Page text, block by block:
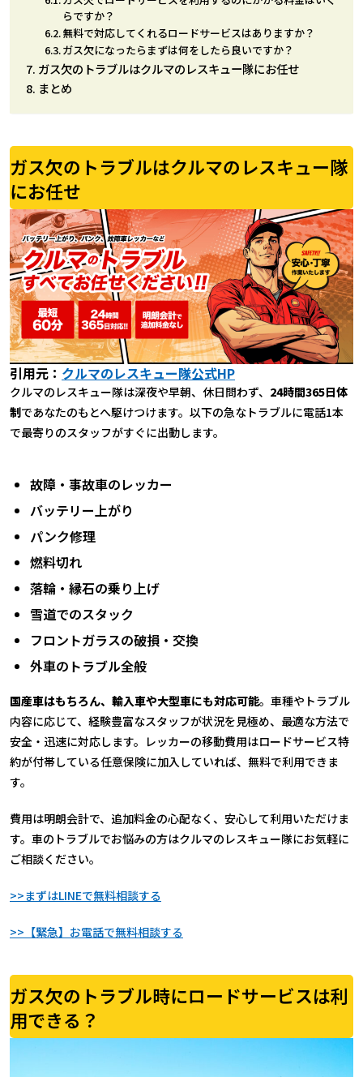
らですか？
無料で対応してくれるロードサービスはありますか？
ガス欠になったらまずは何をしたら良いですか？
ガス欠のトラブルはクルマのレスキュー隊にお任せ
まとめ
ガス欠のトラブルはクルマのレスキュー隊
にお任せ
引用元： クルマのレスキュー隊公式HP
クルマのレスキュー隊は深夜や早朝、休日問わず、 24時間365日体
制であなたのもとへ駆けつけます。以下の急なトラブルに電話1本
で最寄りのスタッフがすぐに出動します。
故障・事故車のレッカー
バッテリー上がり
パンク修理
燃料切れ
落輪・縁石の乗り上げ
雪道でのスタック
フロントガラスの破損・交換
外車のトラブル全般
国産車はもちろん、輸入車や大型車にも対応可能。車種やトラブル
内容に応じて、経験豊富なスタッフが状況を見極め、最適な方法で
安全・迅速に対応します。レッカーの移動費用はロードサービス特
約が付帯している任意保険に加入していれば、無料で利用できま
す。
費用は明朗会計で、追加料金の心配なく、安心して利用いただけま
す。車のトラブルでお悩みの方はクルマのレスキュー隊にお気軽に
ご相談ください。
>>まずはLINEで無料相談する
>>【緊急】お電話で無料相談する
ガス欠のトラブル時にロードサービスは利
用できる？